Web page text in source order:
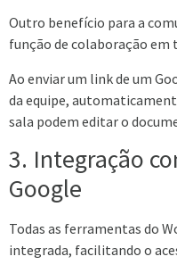
Outro benefício para a
função de colaboração em
Ao enviar um link de um
da equipe,
sala podem editar o
3. Integração
Google
Todas as ferramentas do
integrada, facilitando o